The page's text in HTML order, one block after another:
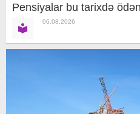
Pensiyalar bu tarixdə
06.08.2026